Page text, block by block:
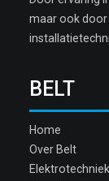
maar ook door
BELT
Home
Over Belt
Elektrotechniek